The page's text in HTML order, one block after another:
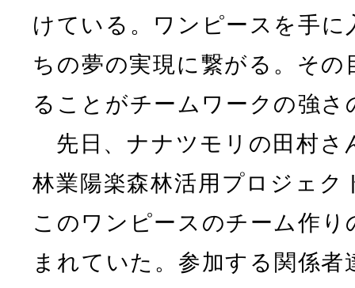
けている。ワンピースを手
ちの夢の実現に繋がる。そ
ることがチームワークの強さ
先日、ナナツモリの田村さ
林業陽楽森林活用プロジェク
このワンピースのチーム作
まれていた。参加する関係